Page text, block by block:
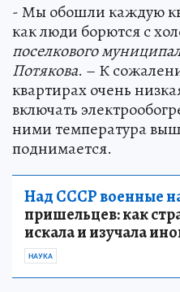
- Мы обошли каждую
как люди борются с
поселкового
Потякова. – К
квартирах очень
включать
ними температура
поднимается.
Над СССР военные
пришельцев: как
искала и изучала
НАУКА